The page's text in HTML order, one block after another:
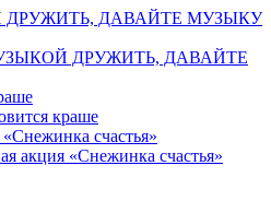
ДРУЖИТЬ, ДАВАЙТЕ
краше
акция «Снежинка счастья»